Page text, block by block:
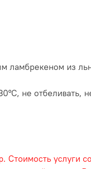
из
не отбеливать,
услуги